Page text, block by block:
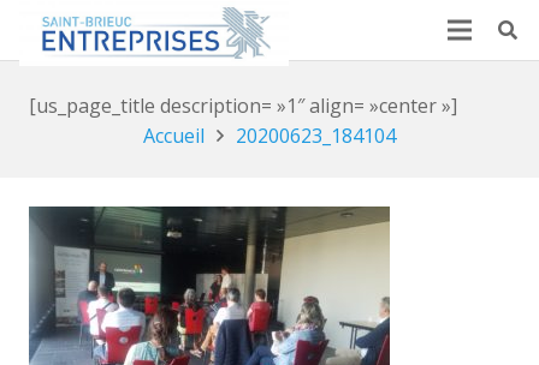
[us_page_title description= »1″ align= »center »]
Accueil
20200623_184104